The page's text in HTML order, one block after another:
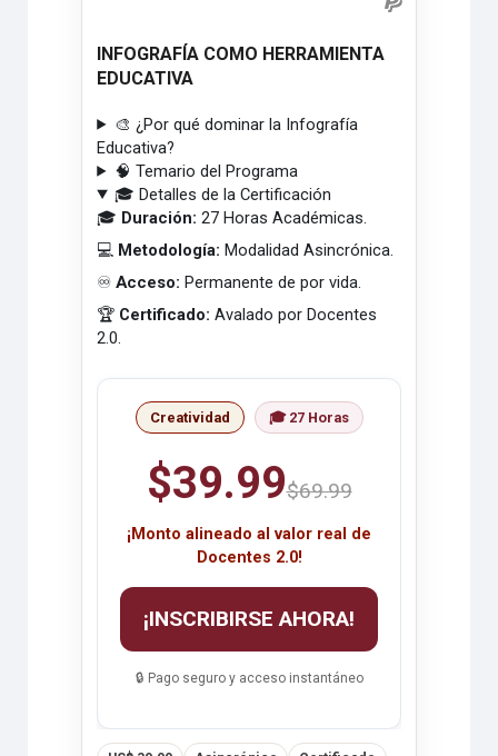
INFOGRAFÍA COMO HERRAMIENTA
EDUCATIVA
🎨 ¿Por qué dominar la Infografía
Educativa?
🧠 Temario del Programa
🎓 Detalles de la Certificación
🎓 Duración: 27 Horas Académicas.
💻 Metodología: Modalidad Asincrónica.
♾️Acceso: Permanente de por vida.
🏆 Certificado: Avalado por Docentes
2.0.
Creatividad 🎓 27 Horas
$39.99$69.99
¡Monto alineado al valor real de
Docentes 2.0!
¡INSCRIBIRSE AHORA!
🔒 Pago seguro y acceso instantáneo